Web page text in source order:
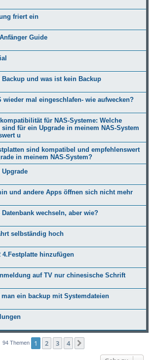
friert ein
Guide
Backup und was ist kein Backup
wieder mal eingeschlafen- wie aufwecken?
für NAS-Systeme: Welche
sind für ein Upgrade in meinem NAS-System
u
sind kompatibel und empfehlenswert
in meinem NAS-System?
Upgrade
und andere Apps öffnen sich nicht mehr
Datenbank wechseln, aber wie?
selbständig hoch
4.Festplatte hinzufügen
auf TV nur chinesische Schrift
ein backup mit Systemdateien
94 Themen 1 2 3 4